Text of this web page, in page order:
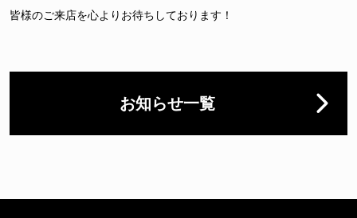
皆様のご来店を心よりお待ちしております！
お知らせ一覧